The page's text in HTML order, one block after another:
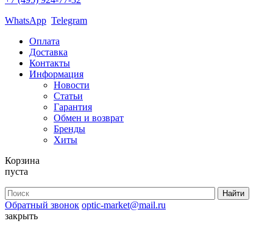
WhatsApp Telegram
Оплата
Доставка
Контакты
Информация
Новости
Статьи
Гарантия
Обмен и возврат
Бренды
Хиты
Корзина
пуста
Обратный звонок optic-market@mail.ru
закрыть